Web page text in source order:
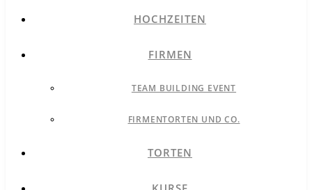
HOCHZEITEN
FIRMEN
TEAM BUILDING EVENT
FIRMENTORTEN UND CO.
TORTEN